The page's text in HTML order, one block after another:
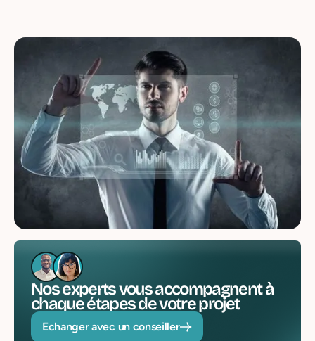
Nos experts vous accompagnent à
chaque étapes de votre projet
Echanger avec un conseiller